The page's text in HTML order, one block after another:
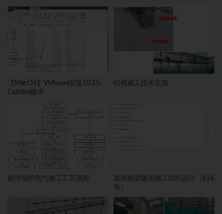
【MacOS】VMware安装10.15-
Catalina版本
铝模施工技术交底
超详细的电气施工工艺流程
道路桥梁隧洞施工组织设计（616
份）